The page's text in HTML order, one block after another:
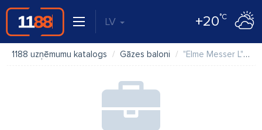
LV +20°C
1188 uzņēmumu katalogs Gāzes baloni "Elme Messer L" SIA Gāzes tirdzniecības vieta